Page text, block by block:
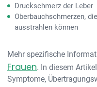
Druckschmerz der Leber
Oberbauchschmerzen,
ausstrahlen können
Mehr spezifische
Frauen. In diesem
Symptome,